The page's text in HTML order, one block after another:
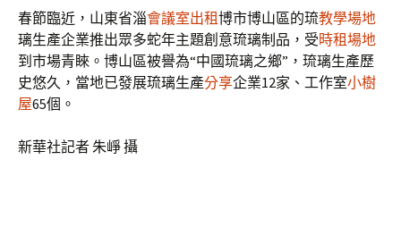
春節臨近，山東省淄會議室出租博市博山區的琉教學場地
璃生產企業推出眾多蛇年主題創意琉璃制品，受時租場地
到市場青睞。博山區被譽為“中國琉璃之鄉”，琉璃生產歷
史悠久，當地已發展琉璃生產分享企業12家、工作室小樹
屋65個。
新華社記者 朱崢 攝